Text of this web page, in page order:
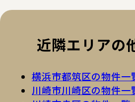
近隣エリアの
横浜市都筑区の物件一
川崎市川崎区の物件一